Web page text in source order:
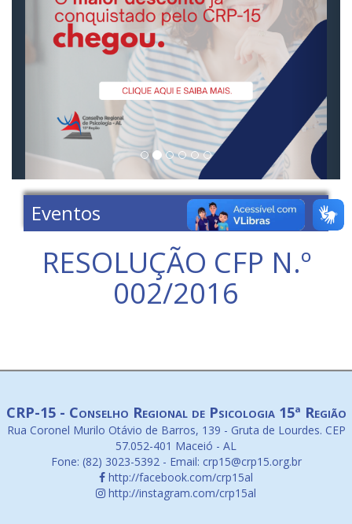
Eventos
RESOLUÇÃO CFP N.º
002/2016
CRP-15 - Conselho Regional de Psicologia 15ª Região
Rua Coronel Murilo Otávio de Barros, 139 - Gruta de Lourdes. CEP
57.052-401 Maceió - AL
Fone: (82) 3023-5392 - Email: crp15@crp15.org.br
http://facebook.com/crp15al
http://instagram.com/crp15al